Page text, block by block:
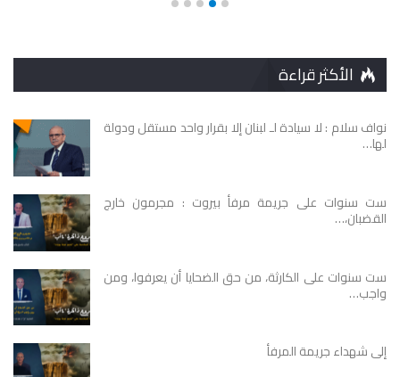
الأكثر قراءة
نواف سلام : لا سيادة لـ لبنان إلا بقرار واحد مستقل ودولة
لها…
ست سنوات على جريمة مرفأ بيروت : مجرمون خارج
القضبان،…
ست سنوات على الكارثة، من حق الضحايا أن يعرفوا، ومن
واجب…
إلى شهداء جريمة المرفأ